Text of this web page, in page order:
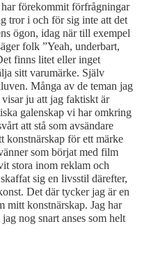
förekommit förfrågningar
tror i och för sig inte att det
ögon, idag när till exempel
folk ”Yeah, underbart,
finns litet eller inget
sitt varumärke. Själv
Många av de teman jag
ju att jag faktiskt är
galenskap vi har omkring
att stå som avsändare
konstnärskap för ett märke
som börjat med film
stora inom reklam och
sig en livsstil därefter,
Det där tycker jag är en
mitt konstnärskap. Jag har
nog snart anses som helt